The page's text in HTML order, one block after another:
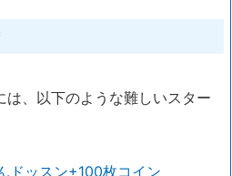
は、以下のような難しいスター
ドッスン+100枚コイン